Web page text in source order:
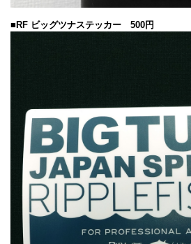
■RF ビッグツナステッカー 500円